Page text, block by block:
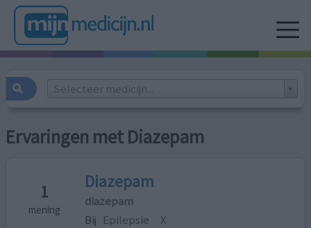
Selecteer medicijn...
Ervaringen met Diazepam
1
mening
Diazepam
diazepam
Bij Epilepsie X